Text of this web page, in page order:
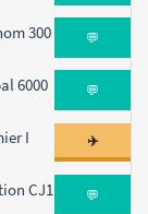
300 💬
6000 💬
I ✈️
CJ1 💬